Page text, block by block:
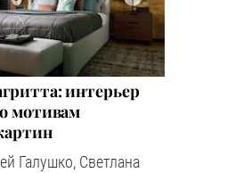
интерьер
мотивам
Галушко, Светлана